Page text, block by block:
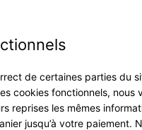
de certaines parties du
cookies fonctionnels,
reprises les mêmes
jusqu’à votre paiement.